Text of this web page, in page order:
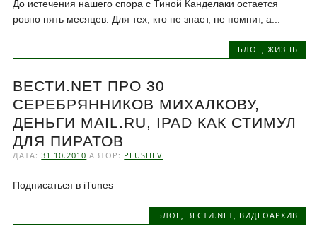
До истечения нашего спора с Тиной Канделаки остается
ровно пять месяцев. Для тех, кто не знает, не помнит, а...
БЛОГ ЖИЗНЬ
ВЕСТИ.NET ПРО 30
СЕРЕБРЯННИКОВ МИХАЛКОВУ,
ДЕНЬГИ MAIL.RU, IPAD КАК СТИМУЛ
ДЛЯ ПИРАТОВ
ДАТА:31.10.2010 АВТОР: PLUSHEV
Подписаться в iTunes
БЛОГ, ВЕСТИ.NET, ВИДЕОАРХИВ